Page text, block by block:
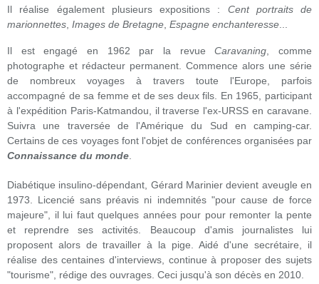
Il réalise également plusieurs expositions : Cent portraits de
marionnettes Images de Bretagne Espagne enchanteresse
Il est engagé en 1962 par la revueCaravaning , comme
photographe et rédacteur permanent. Commence alors une série
de nombreux voyages à travers toute l'Europe, parfois
accompagné de sa femme et de ses deux fils. En 1965, participant
à l'expédition Paris-Katmandou, il traverse l'ex-URSS en caravane.
Suivra une traversée de l'Amérique du Sud en camping-car.
Certains de ces voyages font l'objet de conférences organisées par
Connaissance du monde
Diabétique insulino-dépendant, Gérard Marinier devient aveugle en
1973. Licencié sans préavis ni indemnités "pour cause de force
majeure", il lui faut quelques années pour pour remonter la pente
et reprendre ses activités. Beaucoup d'amis journalistes lui
proposent alors de travailler à la pige. Aidé d'une secrétaire, il
réalise des centaines d'interviews, continue à proposer des sujets
"tourisme", rédige des ouvrages. Ceci jusqu'à son décès en 2010.